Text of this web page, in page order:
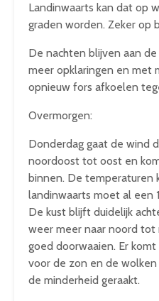
Landinwaarts kan dat op
graden worden. Zeker op
De nachten blijven aan
meer opklaringen en met
opnieuw fors afkoelen
Overmorgen:
Donderdag gaat de wind
noordoost tot oost en
binnen. De temperaturen
landinwaarts moet al een
De kust blijft duidelijk
weer meer naar noord
goed doorwaaien. Er
voor de zon en de
de minderheid geraakt.